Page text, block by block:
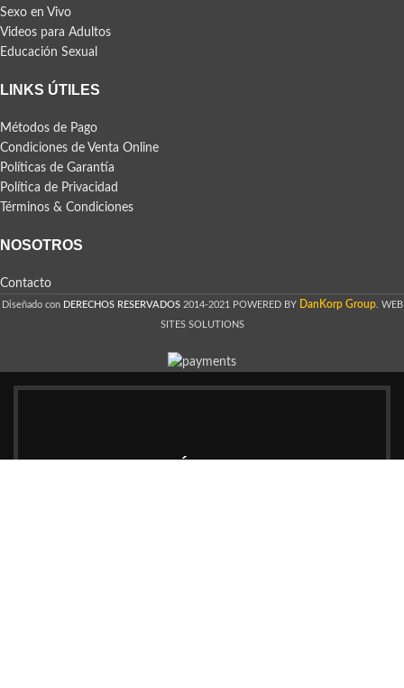
Sexo en Vivo
Videos para Adultos
Educación Sexual
LINKS ÚTILES
Métodos de Pago
Condiciones de Venta Online
Políticas de Garantía
Política de Privacidad
Términos & Condiciones
NOSOTROS
Contacto
Diseñado con DERECHOS RESERVADOS 2014-2021 POWERED BY DanKorp Group. WEB
SITES SOLUTIONS
HEY, INSCRÍBETE Y RECIBE